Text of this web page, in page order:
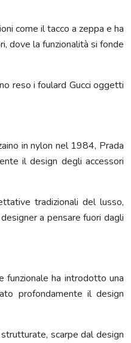
come il tacco a zeppa e ha
dove la funzionalità si fonde
reso i foulard Gucci oggetti
in nylon nel 1984, Prada
il design degli accessori
tradizionali del lusso,
a pensare fuori dagli
funzionale ha introdotto una
profondamente il design
scarpe dal design